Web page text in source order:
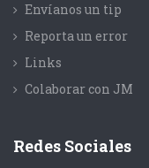
Envíanos un tip
Reporta un error
Links
Colaborar con JM
Redes Sociales